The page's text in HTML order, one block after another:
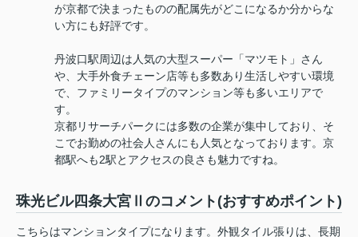
が京都で決まったものの配属先がどこになるか分からな
い方にも好評です。
丹波口駅周辺は人気の大型スーパー「マツモト」さん
や、大手外食チェーン店等も多数あり生活しやすい環境
で、ファミリータイプのマンション等も多いエリアで
す。
京都リサーチパークには多数の企業が集中しており、そ
こでお勤めの社会人さんにも人気となっております。京
都駅へも2駅とアクセスの良さも魅力ですね。
珠光ビル四条大宮Ⅱのコメント(おすすめポイント)
こちらはマンションタイプになります。外観タイル張りは、長期